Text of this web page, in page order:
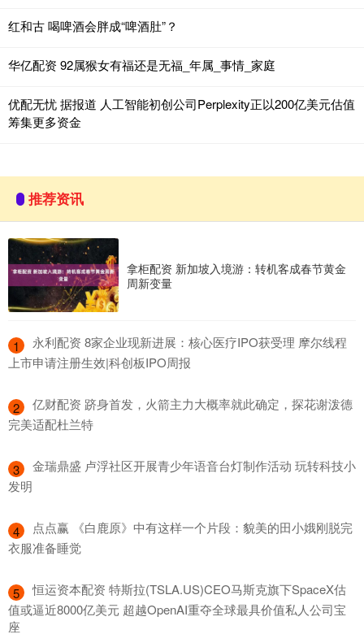
红和古 喝啤酒会胖成“啤酒肚”？
华亿配资 92属猴女有福还是无福_年属_事情_家庭
优配无忧 据报道 人工智能初创公司Perplexity正以200亿美元估值
筹集更多资金
推荐资讯
拿柜配资 新加坡入境游：转机客成春节黄金
周新变量
1
​永利配资 8家企业现新进展：核心医疗IPO获受理 摩尔线程
上市申请注册生效|科创板IPO周报
2
​亿财配资 跻身首发，火箭主力大概率就此确定，探花谢泼德
完美适配杜兰特
3
​金瑞鼎盛 卢浮社区开展青少年语音台灯制作活动 玩转科技小
发明
4
​点点赢 《白鹿原》中有这样一个片段：貌美的田小娥刚脱完
衣服准备睡觉
5
​恒运资本配资 特斯拉(TSLA.US)CEO马斯克旗下SpaceX估
值或逼近8000亿美元 超越OpenAI重夺全球最具价值私人公司宝
座